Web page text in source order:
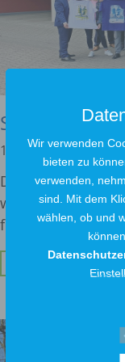
Sponsoring
12. Juli 2022
Die Ausbildung
wichtiges Thema.
für
Weiterlesen ...
Wir verwenden
bieten zu
verwenden,
sind. Mit dem
wählen, ob und